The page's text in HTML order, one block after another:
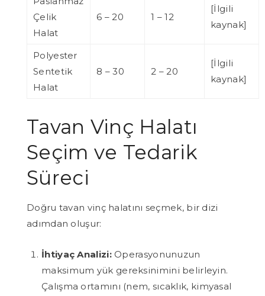
Çelik
Halat
6 – 20 1 – 12
[İlgili
kaynak]
Polyester
Sentetik
Halat
8 – 30 2 – 20
[İlgili
kaynak]
Tavan Vinç Halatı
Seçim ve Tedarik
Süreci
Doğru tavan vinç halatını seçmek, bir dizi
adımdan oluşur:
İhtiyaç Analizi:Operasyonunuzun
maksimum yük gereksinimini belirleyin.
Çalışma ortamını (nem, sıcaklık, kimyasal